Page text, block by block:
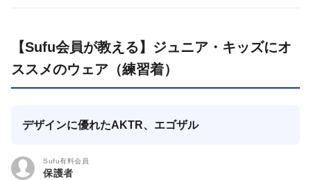
【Sufu会員が教える】ジュニア・キッズにオ
ススメのウェア（練習着）
デザインに優れたAKTR、エゴザル
Sufu有料会員
保護者